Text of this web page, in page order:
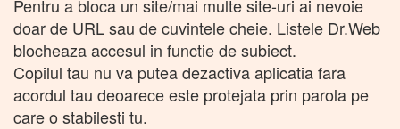
Pentru a bloca un site/mai multe site-uri ai nevoie
doar de URL sau de cuvintele cheie. Listele Dr.Web
blocheaza accesul in functie de subiect.
Copilul tau nu va putea dezactiva aplicatia fara
acordul tau deoarece este protejata prin parola pe
care o stabilesti tu.